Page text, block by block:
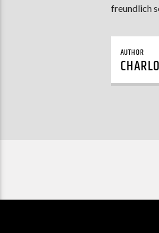
freundlich
AUTHOR